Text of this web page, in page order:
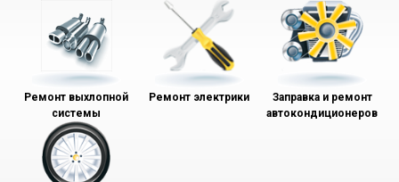
Ремонт выхлопной
системы
Ремонт электрики
Заправка и ремонт
автокондиционеров